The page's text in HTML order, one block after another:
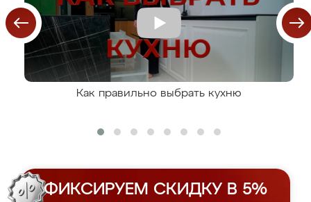
Как правильно выбрать кухню
ФИКСИРУЕМ СКИДКУ В 5%